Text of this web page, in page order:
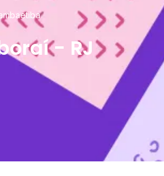
- RJ